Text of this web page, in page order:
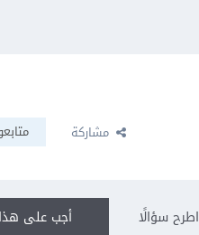
مشاركة
أجب على اطرح سؤالًا